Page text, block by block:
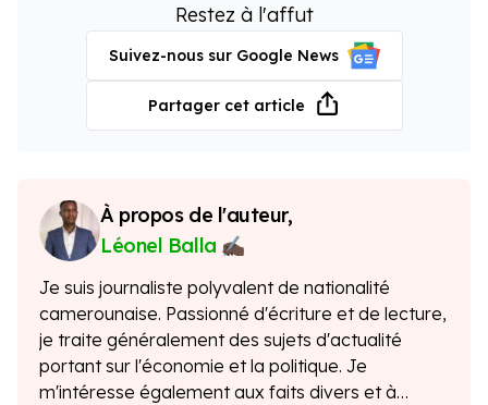
Restez à l'affut
Suivez-nous sur Google News
Partager cet article
À propos de l'auteur,
Léonel Balla
Je suis journaliste polyvalent de nationalité
camerounaise. Passionné d'écriture et de lecture,
je traite généralement des sujets d'actualité
portant sur l'économie et la politique. Je
m'intéresse également aux faits divers et à